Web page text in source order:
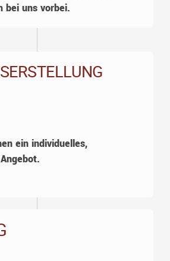
bei uns vorbei.
ein individuelles,